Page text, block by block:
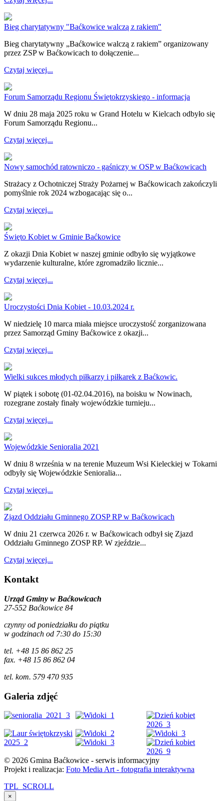
Bieg charytatywny "Baćkowice walczą z rakiem"
Bieg charytatywny „Baćkowice walczą z rakiem” organizowany
przez ZSP w Baćkowicach to dołączenie...
Czytaj więcej...
Forum Samorządu Regionu Świętokrzyskiego - informacja
W dniu 28 maja 2025 roku w Grand Hotelu w Kielcach odbyło się
Forum Samorządu Regionu...
Czytaj więcej...
Nowy samochód ratowniczo - gaśniczy w OSP w Baćkowicach
Strażacy z Ochotniczej Straży Pożarnej w Baćkowicach zakończyli
pomyślnie rok 2024 wzbogacając się o...
Czytaj więcej...
Święto Kobiet w Gminie Baćkowice
Z okazji Dnia Kobiet w naszej gminie odbyło się wyjątkowe
wydarzenie kulturalne, które zgromadziło licznie...
Czytaj więcej...
Uroczystości Dnia Kobiet - 10.03.2024 r.
W niedzielę 10 marca miała miejsce uroczystość zorganizowana
przez Samorząd Gminy Baćkowice z okazji...
Czytaj więcej...
Wielki sukces młodych piłkarzy i piłkarek z Baćkowic.
W piątek i sobotę (01-02.04.2016), na boisku w Nowinach,
rozegrane zostały finały wojewódzkie turnieju...
Czytaj więcej...
Wojewódzkie Senioralia 2021
W dniu 8 września w na terenie Muzeum Wsi Kieleckiej w Tokarni
odbyły się Wojewódzkie Senioralia...
Czytaj więcej...
Zjazd Oddziału Gminnego ZOSP RP w Baćkowicach
W dniu 21 czerwca 2026 r. w Baćkowicach odbył się Zjazd
Oddziału Gminnego ZOSP RP. W zjeździe...
Czytaj więcej...
Kontakt
Urząd Gminy w Baćkowicach
27-552 Baćkowice 84
czynny od poniedziałku do piątku
w godzinach od 7:30 do 15:30
tel. +48 15 86 862 25
fax. +48 15 86 862 04
tel. kom. 579 470 935
Galeria zdjęć
© 2026 Gmina Baćkowice - serwis informacyjny
Projekt i realizacja: Foto Media Art - fotografia interaktywna
TPL_SCROLL
×